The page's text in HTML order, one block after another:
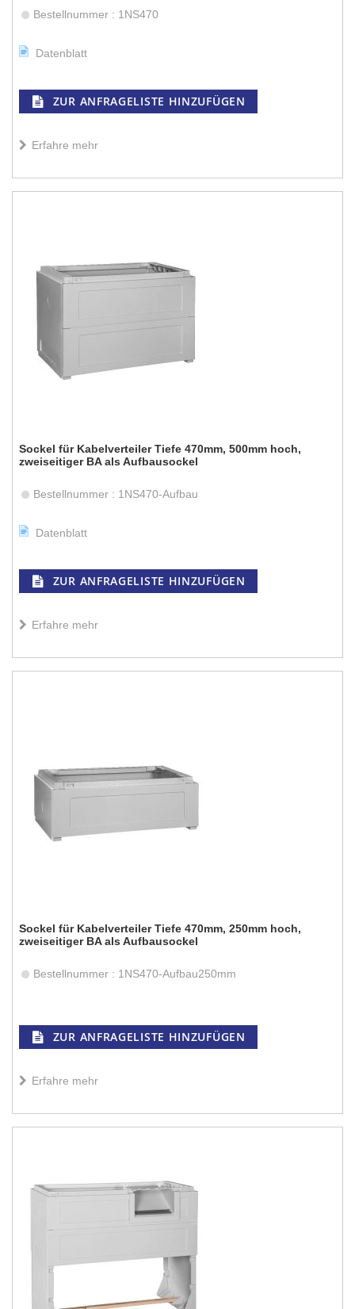
Bestellnummer : 1NS470
Datenblatt
ZUR ANFRAGELISTE HINZUFÜGEN
Erfahre mehr
Sockel für Kabelverteiler Tiefe 470mm, 500mm hoch,
zweiseitiger BA als Aufbausockel
Bestellnummer : 1NS470-Aufbau
Datenblatt
ZUR ANFRAGELISTE HINZUFÜGEN
Erfahre mehr
Sockel für Kabelverteiler Tiefe 470mm, 250mm hoch,
zweiseitiger BA als Aufbausockel
Bestellnummer : 1NS470-Aufbau250mm
ZUR ANFRAGELISTE HINZUFÜGEN
Erfahre mehr